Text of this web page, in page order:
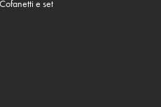
Cofanetti e set